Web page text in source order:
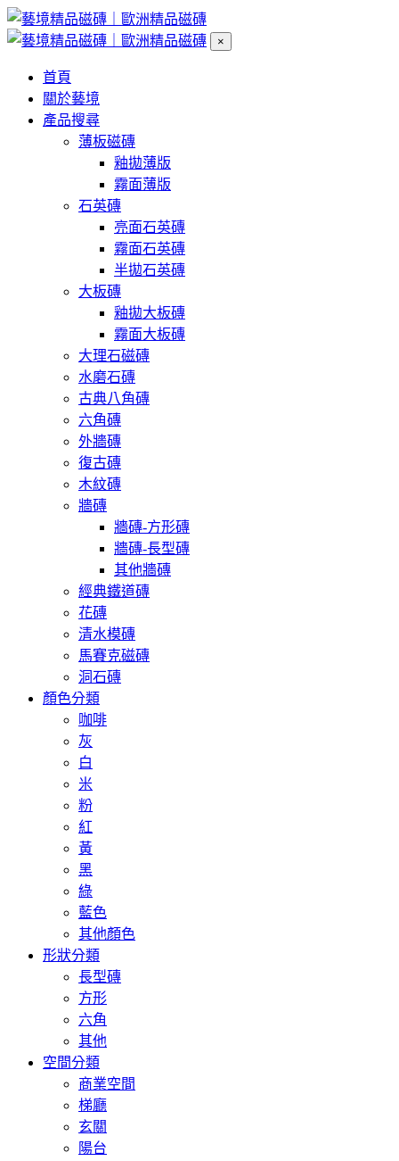
×
首頁
關於藝境
產品搜尋
薄板磁磚
釉拋薄版
霧面薄版
石英磚
亮面石英磚
霧面石英磚
半拋石英磚
大板磚
釉拋大板磚
霧面大板磚
大理石磁磚
水磨石磚
古典八角磚
六角磚
外牆磚
復古磚
木紋磚
牆磚
牆磚-方形磚
牆磚-長型磚
其他牆磚
經典鐵道磚
花磚
清水模磚
馬賽克磁磚
洞石磚
顏色分類
咖啡
灰
白
米
粉
紅
黃
黑
綠
藍色
其他顏色
形狀分類
長型磚
方形
六角
其他
空間分類
商業空間
梯廳
玄關
陽台